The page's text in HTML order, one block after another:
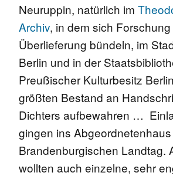
Neuruppin, natürlich im
Archiv, in dem sich
Überlieferung bündeln, im
Berlin und in der
Preußischer Kulturbesitz
größten Bestand an
Dichters aufbewahren …
gingen ins
Brandenburgischen Landtag.
wollten auch einzelne, sehr